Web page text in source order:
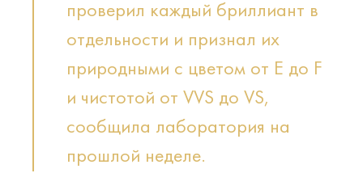
проверил каждый бриллиант в
отдельности и признал их
природными с цветом от E до F
и чистотой от VVS до VS,
сообщила лаборатория на
прошлой неделе.